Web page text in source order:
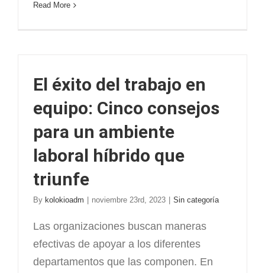
Read More
El éxito del trabajo en
equipo: Cinco consejos
para un ambiente
laboral híbrido que
triunfe
By kolokioadm noviembre 23rd, 2023 Sin categoría
Las organizaciones buscan maneras
efectivas de apoyar a los diferentes
departamentos que las componen. En